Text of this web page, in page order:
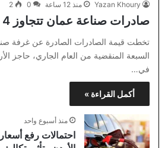
Yazan Khoury منذ 12 ساعة 0
2
صادرات صناعة عمان تتجاوز 4 مليارات دينار
تخطت قيمة الصادرات الصادرة عن غرفة
السبعة المنقضية من العام الجاري، حاجز
في…
أكمل القراءة »
منذ أسبوع واحد
احتمالات رفع